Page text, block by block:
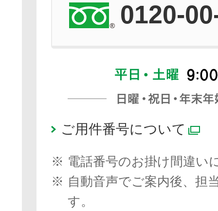
0120-
ご用件番号について
※ 電話番号のお掛け間違い
※ 自動音声でご案内後、担
す。